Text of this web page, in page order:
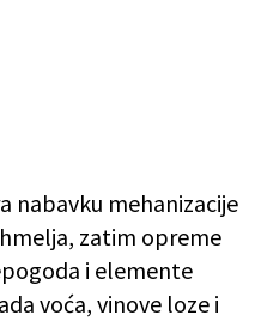
nabavku mehanizacije
zatim opreme
i elemente
voća, vinove loze i